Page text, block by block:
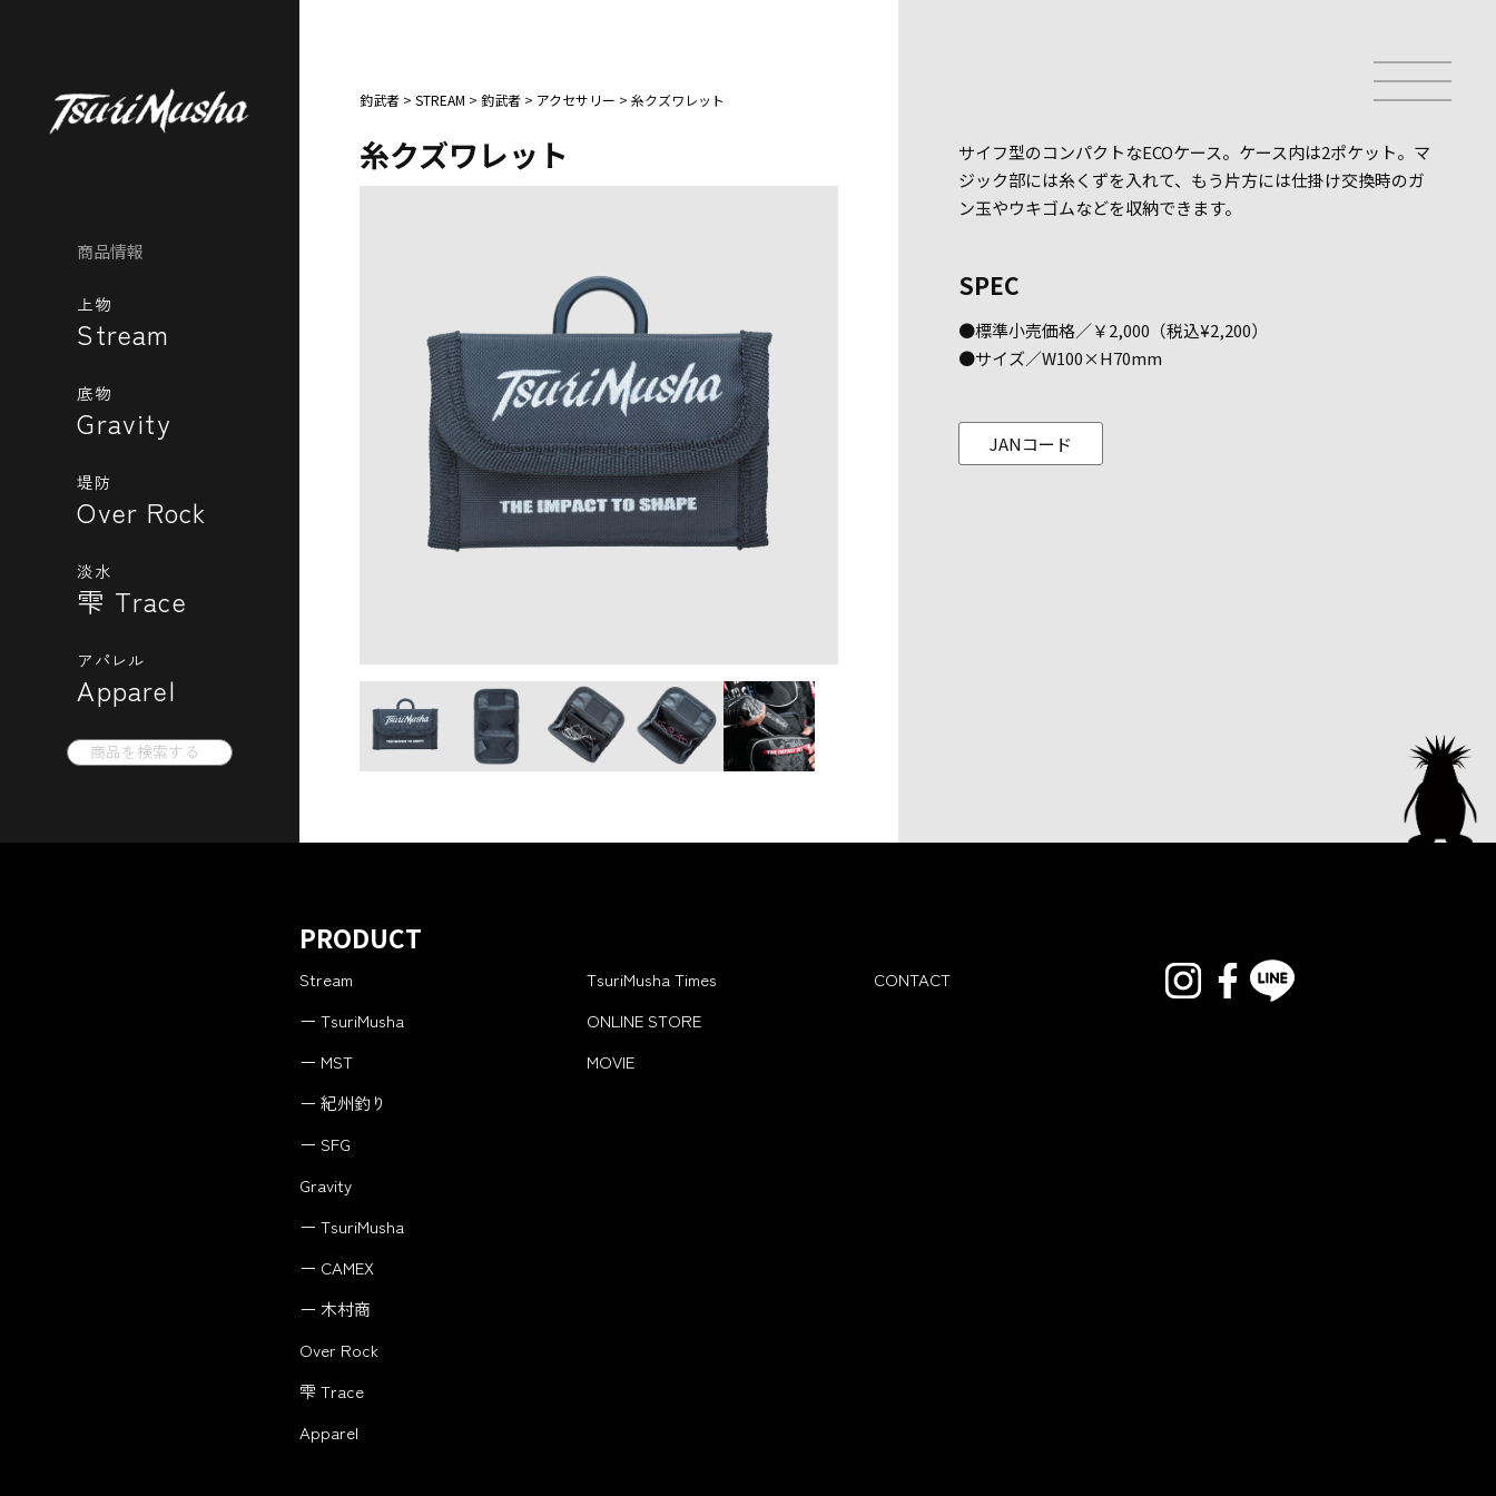
商品情報
上物
Stream
底物
Gravity
堤防
Over Rock
淡水
雫 Trace
アパレル
Apparel
Search
釣武者 >STREAM >釣武者 > アクセサリー >糸クズワレット
糸クズワレット
サイフ型のコンパクトなECOケース。ケース内は2ポケット。マ
ジック部には糸くずを入れて、もう片方には仕掛け交換時のガ
ン玉やウキゴムなどを収納できます。
SPEC
●標準小売価格／￥2,000（税込¥2,200）
●サイズ／W100×H70mm
JANコード
PRODUCT
Stream
ー TsuriMusha
ー MST
ー 紀州釣り
ー SFG
Gravity
ー TsuriMusha
ー CAMEX
ー 木村商
Over Rock
雫 Trace
Apparel
TsuriMusha Times
ONLINE STORE
MOVIE
CONTACT